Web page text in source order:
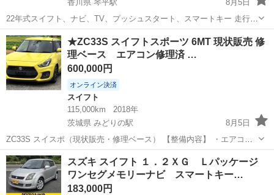
香川県 琴平駅
8月5日
22年式スイフト、ナビ、TV、プッシュスタート、スマートキー 走行
198000k 外装 目立つ傷凹みありません！一箇所エクボ、小傷くらいは
ありますが、値段の割に綺麗です！ 内装 目立つ汚れシミ、ありませ
ん！ハンドル擦れ...
香川 仲多度郡 スイフト
★ZC33S スイフトスポーツ 6MT 現状販売 修
理ベース エアコン修理済 …
600,000円
オンライン決済
スイフト
115,000km
2018年
茨城県 みどりの駅
8月5日
ZC33S スイスポ（現状販売・修理ベース） 【整備内容】 ・エアコン
修理済み（よく冷えます） ・オイルパン交換済み ・アンダーカバー交
換済み ・スマートキー電池新品交換済み 約100km自走で引き取りまし
たが、走る・曲が...
茨城 つくば市 みどりの駅
スズキ スイフト １．２ＸＧ Ｌパッケージ
ワンセグメモリーナビ スマートキー…
183,000円